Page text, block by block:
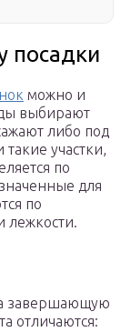
посадки
можно и
выбирают
либо под
участки,
по
для
по
лежкости.
завершающую
отличаются: